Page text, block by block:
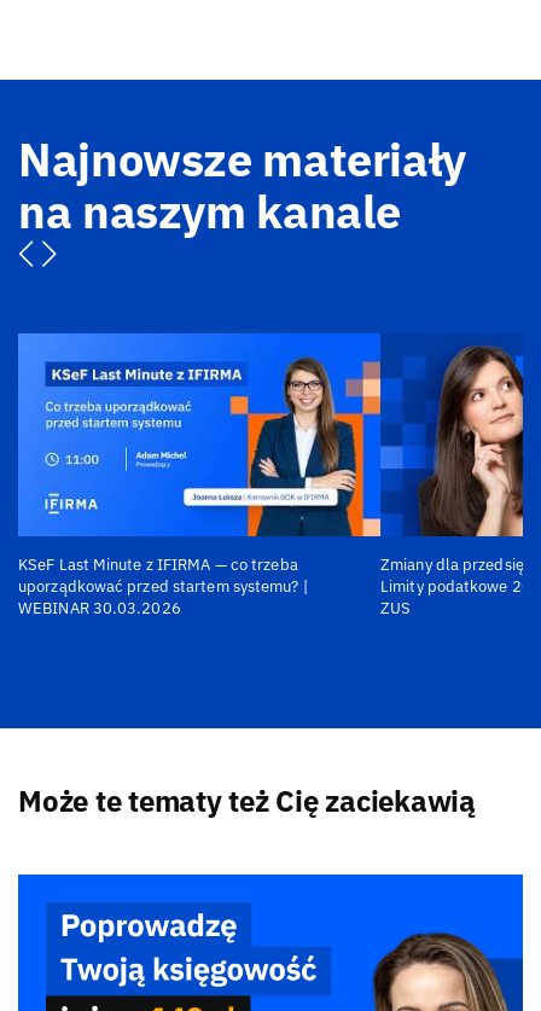
Najnowsze materiały
na naszym kanale
KSeF Last Minute z IFIRMA — co trzeba
uporządkować przed startem systemu? |
WEBINAR 30.03.2026
Zmiany dla
Limity podatkowe
ZUS
Może te tematy też Cię zaciekawią